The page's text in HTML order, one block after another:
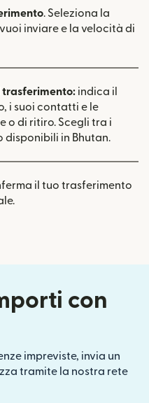
. Seleziona la
inviare e la velocità di
trasferimento: indica il
i suoi contatti e le
o di ritiro. Scegli tra i
disponibili in Bhutan.
il tuo trasferimento
con
impreviste, invia un
tramite la nostra rete